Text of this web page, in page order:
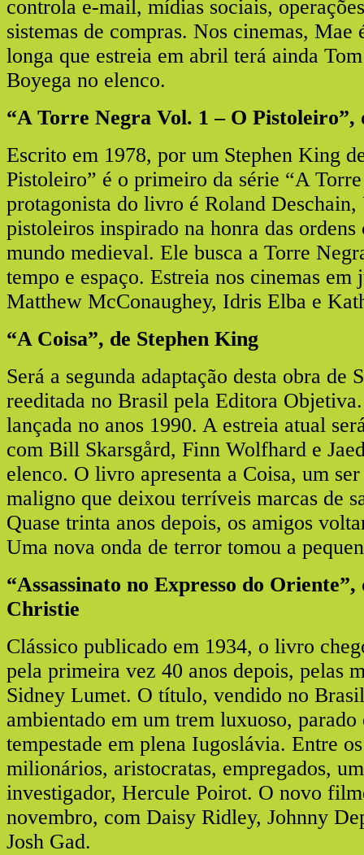
controla e-mail, mídias sociais,
sistemas de compras. Nos cinemas, Mae
longa que estreia em abril terá ainda
Boyega no elenco.
“A Torre Negra Vol. 1 – O Pistoleiro”,
Escrito em 1978, por um Stephen King
Pistoleiro” é o primeiro da série “A
protagonista do livro é Roland
pistoleiros inspirado na honra das ordens
mundo medieval. Ele busca a Torre
tempo e espaço. Estreia nos cinemas em
Matthew McConaughey, Idris Elba e
“A Coisa”, de Stephen King
Será a segunda adaptação desta obra de
reeditada no Brasil pela Editora
lançada no anos 1990. A estreia atual
com Bill Skarsgård, Finn Wolfhard e
elenco. O livro apresenta a Coisa, um
maligno que deixou terríveis marcas de
Quase trinta anos depois, os amigos
Uma nova onda de terror tomou a
“Assassinato no Expresso do Oriente”,
Christie
Clássico publicado em 1934, o livro
pela primeira vez 40 anos depois, pelas
Sidney Lumet. O título, vendido no
ambientado em um trem luxuoso, parado
tempestade em plena Iugoslávia. Entre
milionários, aristocratas, empregados,
investigador, Hercule Poirot. O novo
novembro, com Daisy Ridley, Johnny
Josh Gad.